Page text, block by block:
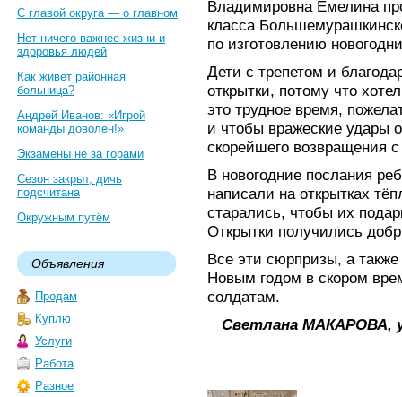
С главой округа — о главном
Нет ничего важнее жизни и
здоровья людей
Как живет районная
больница?
Андрей Иванов: «Игрой
команды доволен!»
Экзамены не за горами
Сезон закрыт, дичь
подсчитана
Окружным путём
Объявления
Продам
Куплю
Услуги
Работа
Разное
Владимировна Емелина
класса
по изготовлению
Дети с трепетом и
открытки, потому что
это трудное время,
и чтобы вражеские удары
скорейшего возвращения
В новогодние послания
написали на открытках
старались, чтобы их
Открытки получились
Все эти сюрпризы, а
Новым годом в скором
солдатам.
Светлана МАКАРОВА,